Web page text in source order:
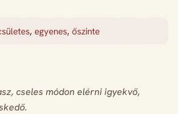
,egyenes,őszinte
cseles módon elérni igyekvő,